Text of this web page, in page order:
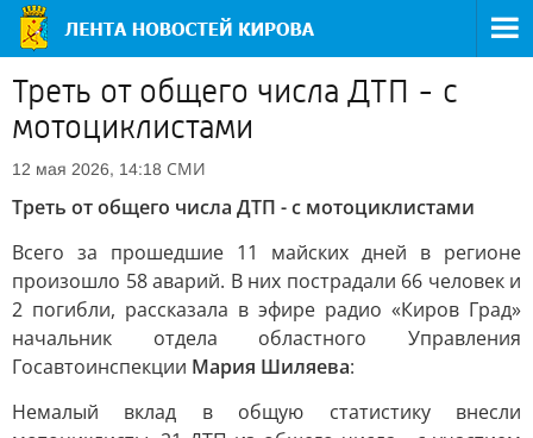
Треть от общего числа ДТП - с
мотоциклистами
12 мая 2026, 14:18 СМИ
Треть от общего числа ДТП - с мотоциклистами
Всего за прошедшие 11 майских дней в регионе
произошло 58 аварий. В них пострадали 66 человек и
2 погибли, рассказала в эфире радио «Киров Град»
начальник отдела областного Управления
Госавтоинспекции Мария Шиляева:
Немалый вклад в общую статистику внесли